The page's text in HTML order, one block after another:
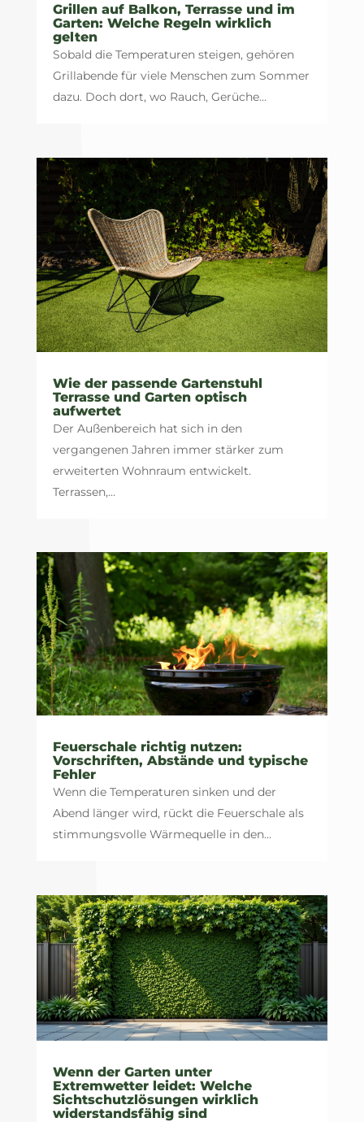
Grillen auf Balkon, Terrasse und im
Garten: Welche Regeln wirklich
gelten
Sobald die Temperaturen steigen, gehören
Grillabende für viele Menschen zum Sommer
dazu. Doch dort, wo Rauch, Gerüche...
Wie der passende Gartenstuhl
Terrasse und Garten optisch
aufwertet
Der Außenbereich hat sich in den
vergangenen Jahren immer stärker zum
erweiterten Wohnraum entwickelt.
Terrassen,...
Feuerschale richtig nutzen:
Vorschriften, Abstände und typische
Fehler
Wenn die Temperaturen sinken und der
Abend länger wird, rückt die Feuerschale als
stimmungsvolle Wärmequelle in den...
Wenn der Garten unter
Extremwetter leidet: Welche
Sichtschutzlösungen wirklich
widerstandsfähig sind